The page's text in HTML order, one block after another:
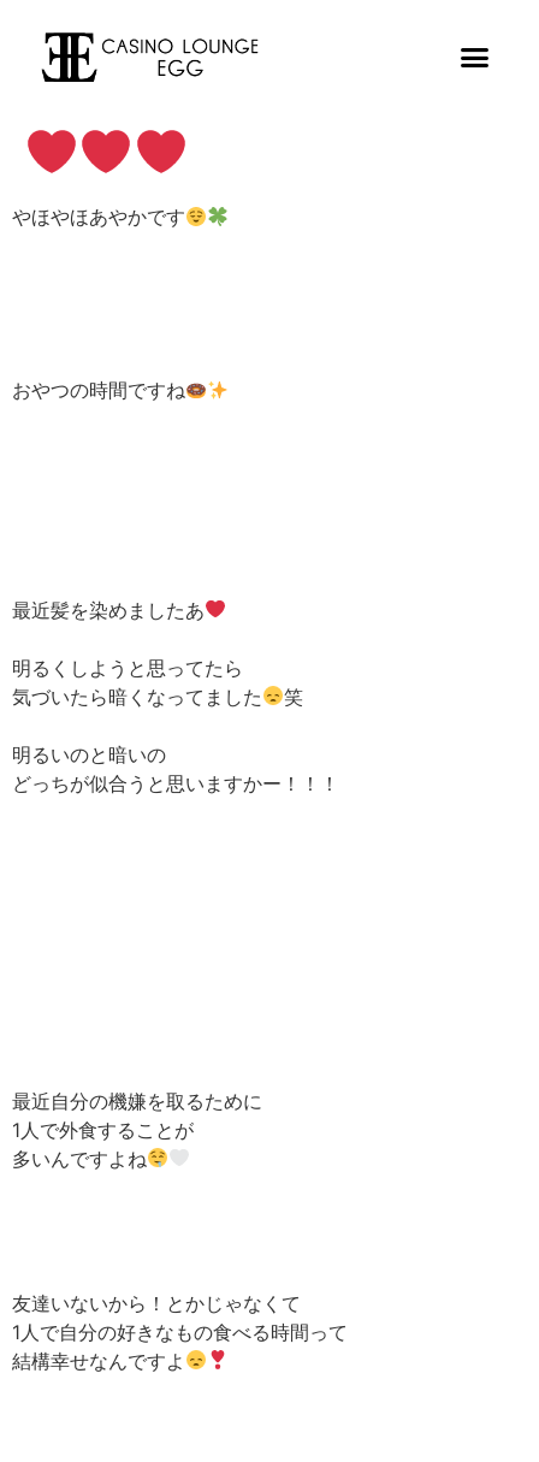
やほやほあやかです
おやつの時間ですね
最近髪を染めましたあ
明るくしようと思ってたら
気づいたら暗くなってました
笑
明るいのと暗いの
どっちが似合うと思いますかー！！！
最近自分の機嫌を取るために
1人で外食することが
多いんですよね
友達いないから！とかじゃなくて
1人で自分の好きなもの食べる時間って
結構幸せなんですよ